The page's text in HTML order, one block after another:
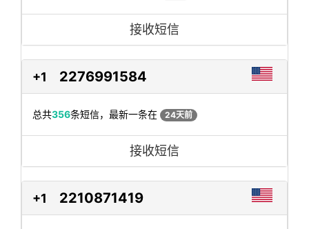
接收短信
+1 2276991584
总共356条短信，最新一条在 24天前
接收短信
+1 2210871419